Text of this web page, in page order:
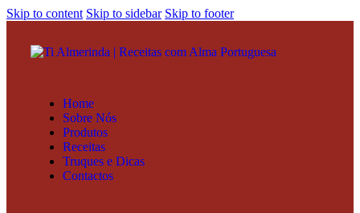
Skip to content Skip to sidebar Skip to footer
Home
Sobre Nós
Produtos
Receitas
Truques e Dicas
Contactos